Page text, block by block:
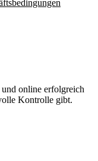
online erfolgreich
Kontrolle gibt.